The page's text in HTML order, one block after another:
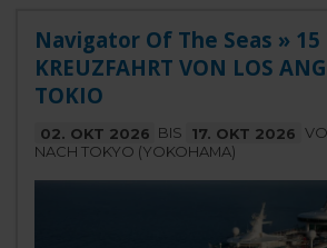
Navigator Of The Seas » 15
KREUZFAHRT VON LOS
TOKIO
02. OKT 2026 BIS 17. OKT 2026
NACH TOKYO (YOKOHAMA)